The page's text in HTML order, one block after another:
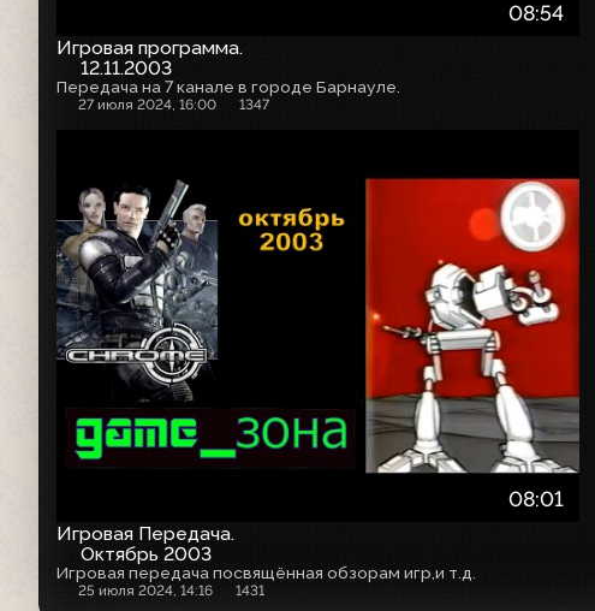
08:54
Игровая программа.
12.11.2003
Передача на 7 канале в городе Барнауле.
27 июля 2024, 16:00 1347
08:01
Игровая Передача.
Октябрь 2003
Игровая передача посвящённая обзорам игр,и т.д.
25 июля 2024, 14:16 1431